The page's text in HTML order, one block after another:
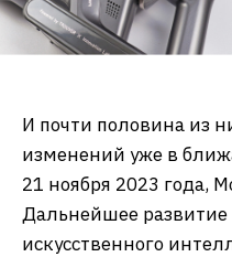
И почти половина из
изменений уже в
21 ноября 2023 года,
Дальнейшее
искусственного